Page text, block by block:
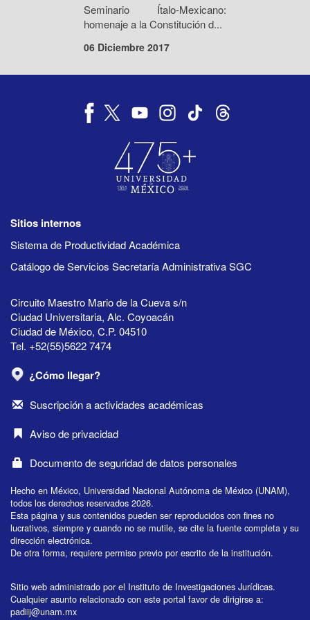
Seminario Ítalo-Mexicano:
homenaje a la Constitución d...
06 Diciembre 2017
Sitios internos
Sistema de Productividad Académica
Catálogo de Servicios Secretaría Administrativa SGC
Circuito Maestro Mario de la Cueva s/n
Ciudad Universitaria, Alc. Coyoacán
Ciudad de México, C.P. 04510
Tel. +52(55)5622 7474
¿Cómo llegar?
Suscripción a actividades académicas
Aviso de privacidad
Documento de seguridad de datos personales
Hecho en México, Universidad Nacional Autónoma de México (UNAM),
todos los derechos reservados 2026.
Esta página y sus contenidos pueden ser reproducidos con fines no
lucrativos, siempre y cuando no se mutile, se cite la fuente completa y su
dirección electrónica.
De otra forma, requiere permiso previo por escrito de la institución.
Sitio web administrado por el Instituto de Investigaciones Jurídicas.
Cualquier asunto relacionado con este portal favor de dirigirse a:
padiij@unam.mx